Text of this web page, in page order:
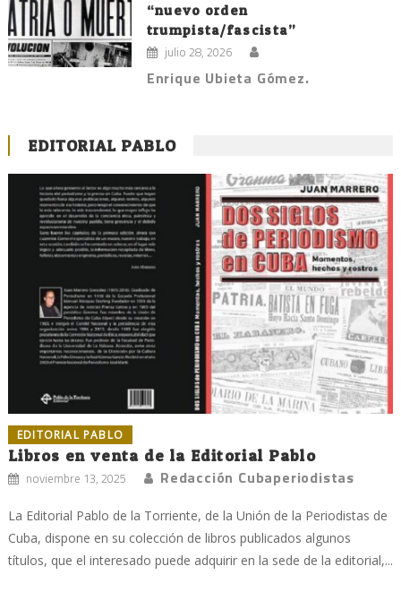
“nuevo orden
trumpista/fascista”
julio 28, 2026
Enrique Ubieta Gómez.
EDITORIAL PABLO
EDITORIAL PABLO
Libros en venta de la Editorial Pablo
noviembre 13, 2025 Redacción Cubaperiodistas
La Editorial Pablo de la Torriente, de la Unión de la Periodistas de
Cuba, dispone en su colección de libros publicados algunos
títulos, que el interesado puede adquirir en la sede de la editorial,...